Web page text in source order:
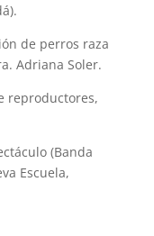
de perros raza
Adriana Soler.
reproductores,
(Banda
Escuela,